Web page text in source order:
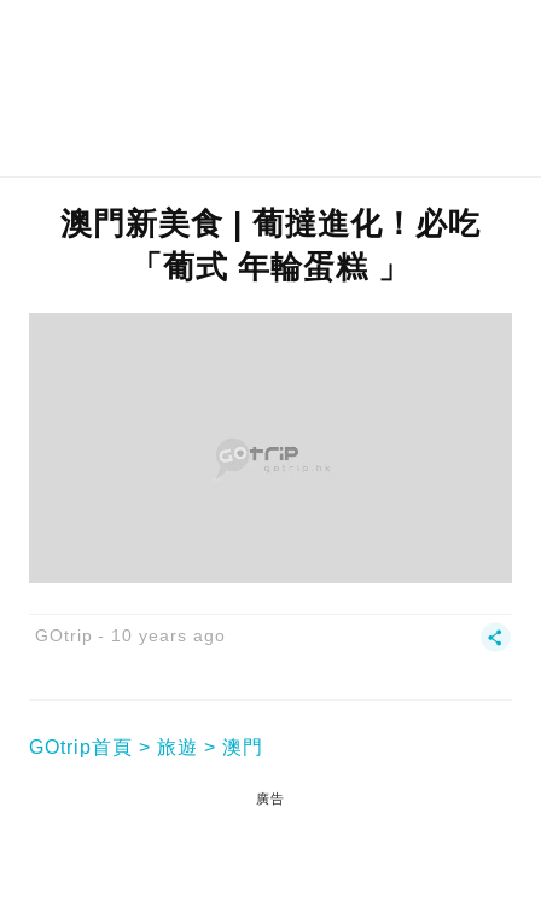
澳門新美食 | 葡撻進化！必吃
「葡式 年輪蛋糕 」
GOtrip 10 years ago
GOtrip首頁 旅遊 澳門
廣告